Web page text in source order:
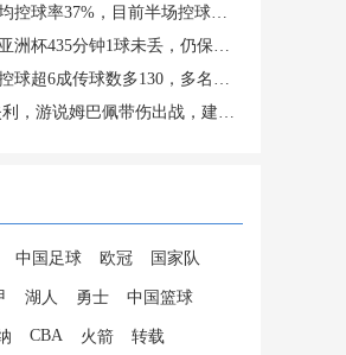
率37%，目前半场控球率高达64%
分钟1球未丢，仍保持0失球纪录
成传球数多130，多名主力在替补席
姆巴佩带伤出战，建议打封闭被拒
中国足球 欧冠 国家队
湖人 勇士 中国篮球
CBA 火箭 转载